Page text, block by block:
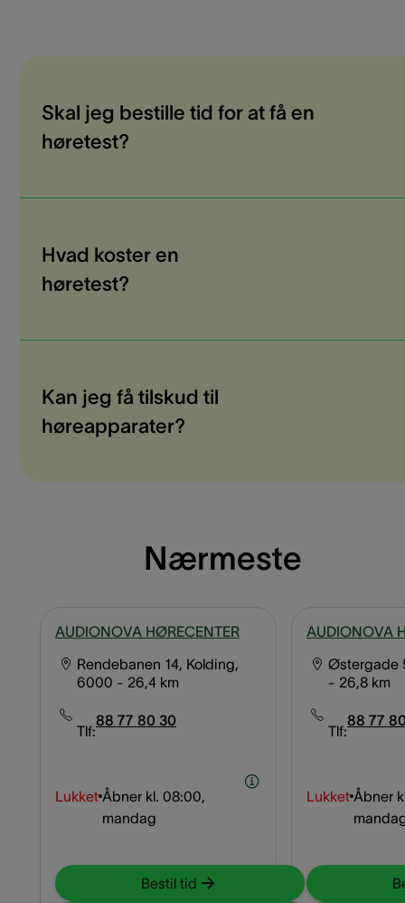
Skal jeg bestille tid for at få en
høretest?
Hvad koster en
høretest?
Kan jeg få tilskud til
høreapparater?
Nærmeste
AUDIONOVA HØRECENTER
Rendebanen 14, Kolding,
6000 - 26,4 km
Tlf:
88 77 80 30
Lukket Åbner kl. 08:00,
mandag
Bestil tid
AUDIONOVA
Østergade
- 26,8 km
Tlf:
88 77
Lukket Åbner